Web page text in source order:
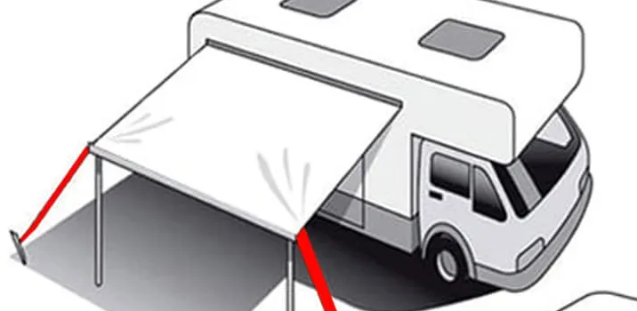
Accessoires panneaux solaires
Batteries Lithium
Batteries LIONTRON
Stations électriques portables
Accessoires batteries
Chargeurs de batteries
Séparateurs de batteries
Gamme VICTRON ENERGY
Piles à combustible
Groupes Electrogènes
Convertisseurs 12V - 230V
Transformateurs 230V - 12V
Nouveautés
Déstockage
Ventes Flash
Reconditionnés
Nos Véhicules en concession
Le Magasin
Concession & Véhicules